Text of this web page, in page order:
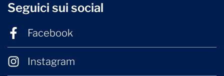
Seguici sui social
Facebook
Instagram